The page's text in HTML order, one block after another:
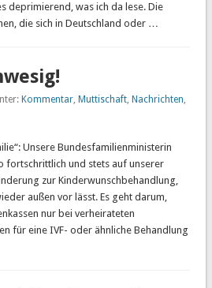
deprimierend, was ich da lese. Die
die sich in Deutschland oder …
Kommentar, Muttischaft, Nachrichten,
Unsere Bundesfamilienministerin
fortschrittlich und stets auf unserer
zur Kinderwunschbehandlung,
außen vor lässt. Es geht darum,
nur bei verheirateten
für eine IVF- oder ähnliche Behandlung